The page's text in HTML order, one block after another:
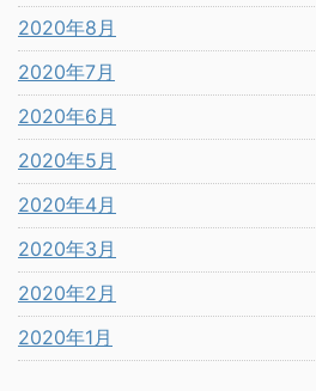
2020年8月
2020年7月
2020年6月
2020年5月
2020年4月
2020年3月
2020年2月
2020年1月